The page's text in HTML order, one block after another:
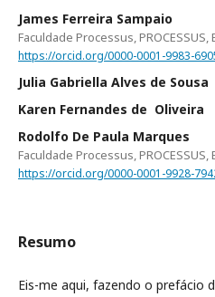
James Ferreira Sampaio
Faculdade Processus, PROCESSUS,
https://orcid.org/0000-0001-9983-
Julia Gabriella Alves de Sousa
Karen Fernandes de Oliveira
Rodolfo De Paula Marques
Faculdade Processus, PROCESSUS,
https://orcid.org/0000-0001-9928-
Resumo
Eis-me aqui, fazendo o prefácio